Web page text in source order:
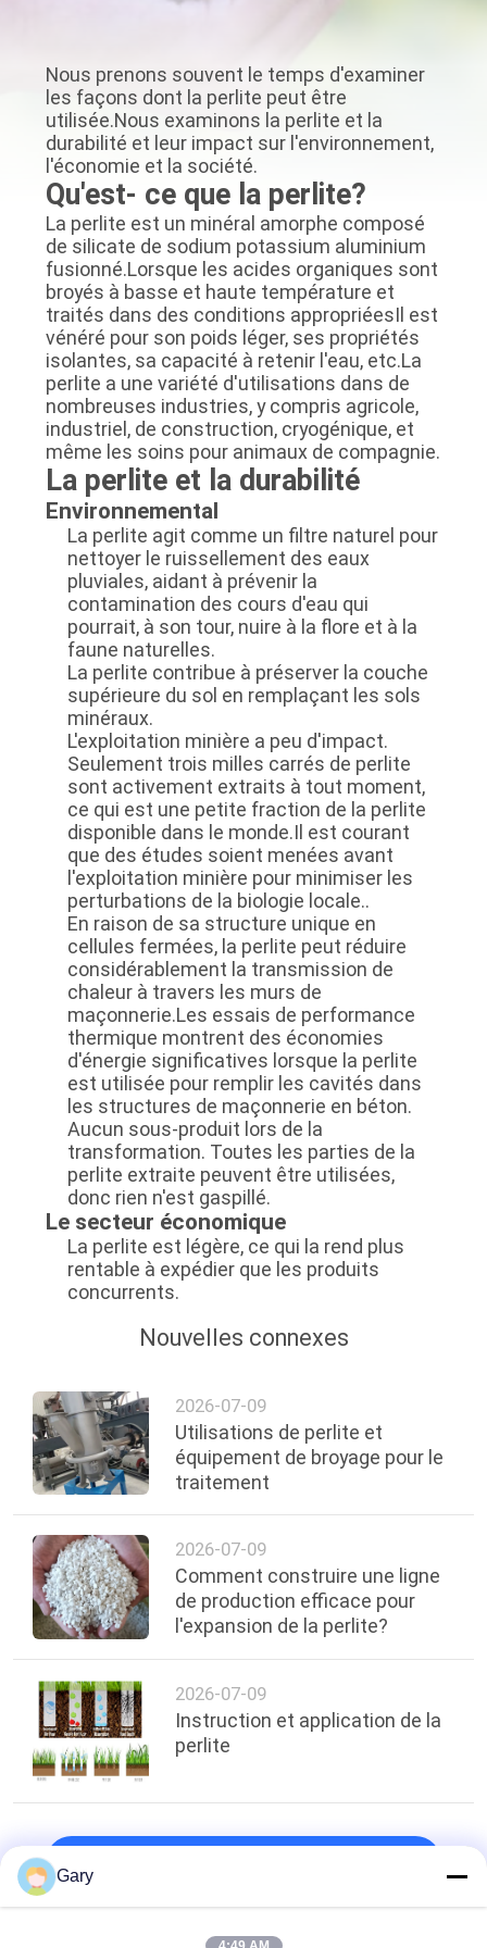
QUALITÉ
CONTACTEZ-
NOUS
NOUVELLES
CAS
PLAN
SITE
POLITIQUE
CONFIDENTIALITÉ
Nous prenons souvent le temps d'examiner
les façons dont la perlite peut être
utilisée.Nous examinons la perlite et la
durabilité et leur impact sur l'environnement,
l'économie et la société.
Qu'est- ce que la perlite?
La perlite est un minéral amorphe composé
de silicate de sodium potassium aluminium
fusionné.Lorsque les acides organiques sont
broyés à basse et haute température et
traités dans des conditions appropriéesIl est
vénéré pour son poids léger, ses propriétés
isolantes, sa capacité à retenir l'eau, etc.La
perlite a une variété d'utilisations dans de
nombreuses industries, y compris agricole,
industriel, de construction, cryogénique, et
même les soins pour animaux de compagnie.
La perlite et la durabilité
Environnemental
La perlite agit comme un filtre naturel pour
nettoyer le ruissellement des eaux
pluviales, aidant à prévenir la
contamination des cours d'eau qui
pourrait, à son tour, nuire à la flore et à la
faune naturelles.
La perlite contribue à préserver la couche
supérieure du sol en remplaçant les sols
minéraux.
L'exploitation minière a peu d'impact.
Seulement trois milles carrés de perlite
sont activement extraits à tout moment,
ce qui est une petite fraction de la perlite
disponible dans le monde.Il est courant
que des études soient menées avant
l'exploitation minière pour minimiser les
perturbations de la biologie locale..
En raison de sa structure unique en
cellules fermées, la perlite peut réduire
considérablement la transmission de
chaleur à travers les murs de
maçonnerie.Les essais de performance
thermique montrent des économies
d'énergie significatives lorsque la perlite
est utilisée pour remplir les cavités dans
les structures de maçonnerie en béton.
Aucun sous-produit lors de la
transformation. Toutes les parties de la
perlite extraite peuvent être utilisées,
donc rien n'est gaspillé.
Le secteur économique
La perlite est légère, ce qui la rend plus
rentable à expédier que les produits
concurrents.
Nouvelles connexes
2026-07-09
Utilisations de perlite et
équipement de broyage pour le
traitement
2026-07-09
Comment construire une ligne
de production efficace pour
l'expansion de la perlite?
2026-07-09
Instruction et application de la
perlite
Gary